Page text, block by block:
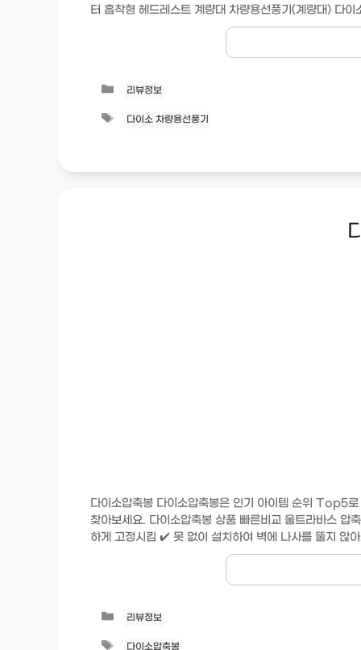
터 흡착형 헤드레스트 계량대 차량용선풍기(계량대) 다
Categories
리뷰정보
Tags
다이소 차량용선풍기
다이소압축봉 다이소압축봉은 인기 아이템 순위 Top5
찾아보세요. 다이소압축봉 상품 빠른비교 울트라바스
하게 고정시킴 ✔️ 못 없이 설치하여 벽에 나사를 뚤지 않
Categories
리뷰정보
Tags
다이소압축봉